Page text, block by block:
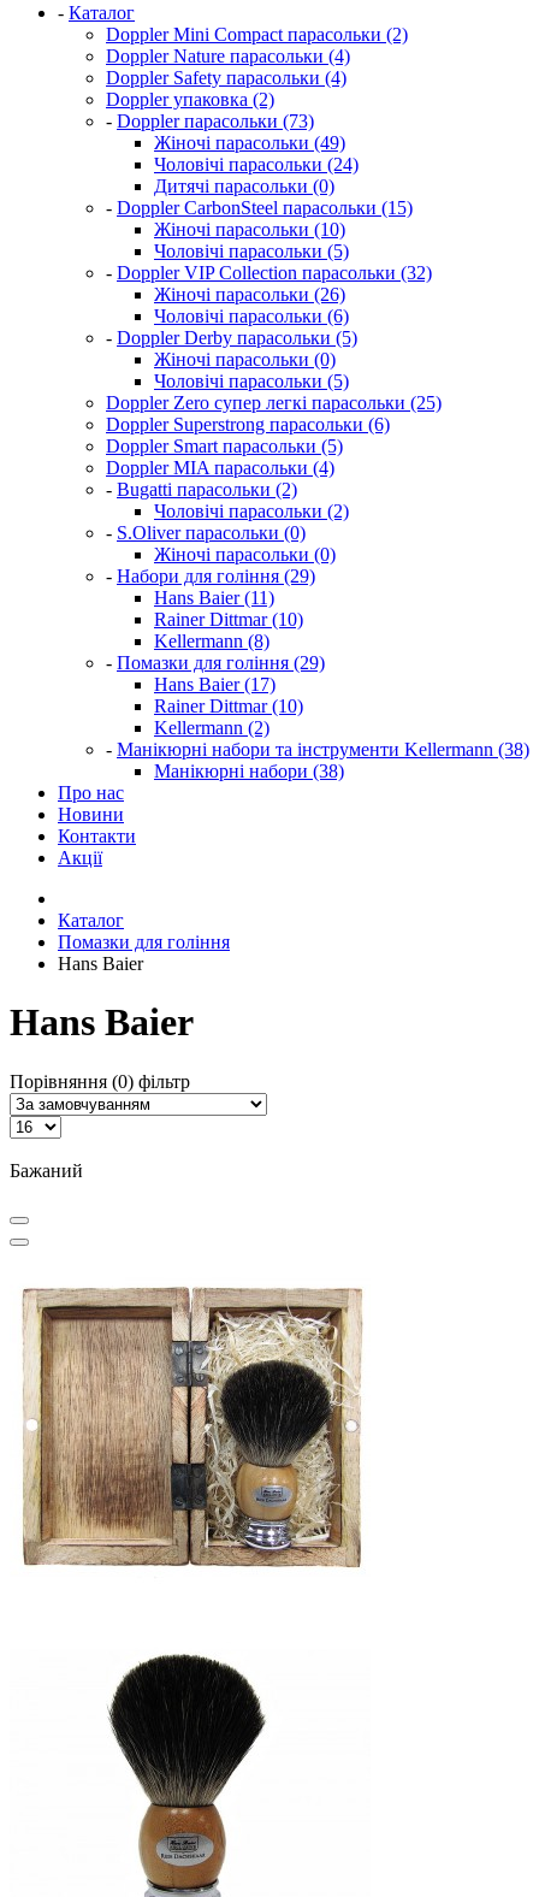
- Каталог
Doppler Mini Compact парасольки (2)
Doppler Nature парасольки (4)
Doppler Safety парасольки (4)
Doppler упаковка (2)
- Doppler парасольки (73)
Жіночі парасольки (49)
Чоловічі парасольки (24)
Дитячі парасольки (0)
- Doppler CarbonSteel парасольки (15)
Жіночі парасольки (10)
Чоловічі парасольки (5)
- Doppler VIP Collection парасольки (32)
Жіночі парасольки (26)
Чоловічі парасольки (6)
- Doppler Derby парасольки (5)
Жіночі парасольки (0)
Чоловічі парасольки (5)
Doppler Zero супер легкі парасольки (25)
Doppler Superstrong парасольки (6)
Doppler Smart парасольки (5)
Doppler MIA парасольки (4)
- Bugatti парасольки (2)
Чоловічі парасольки (2)
- S.Oliver парасольки (0)
Жіночі парасольки (0)
- Набори для гоління (29)
Hans Baier (11)
Rainer Dittmar (10)
Kellermann (8)
- Помазки для гоління (29)
Hans Baier (17)
Rainer Dittmar (10)
Kellermann (2)
- Манікюрні набори та інструменти Kellermann (38)
Манікюрні набори (38)
Про нас
Новини
Контакти
Акції
Каталог
Помазки для гоління
Hans Baier
Hans Baier
Порівняння (0) фільтр
Бажаний